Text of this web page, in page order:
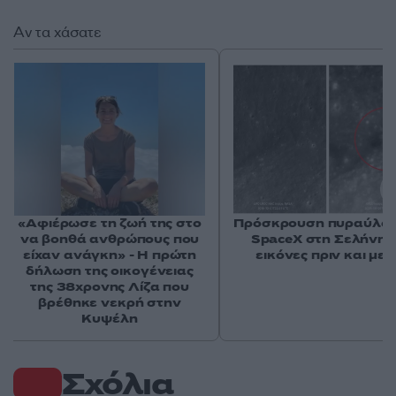
Σχόλια
Αν τα χάσατε
«Αφιέρωσε τη ζωή της στο
να βοηθά ανθρώπους που
είχαν ανάγκη» - Η πρώτη
δήλωση της οικογένειας
της 38χρονης Λίζα που
βρέθηκε νεκρή στην
Κυψέλη
Πρόσκρουση
SpaceX στη Σελήνη:
εικόνες πριν και